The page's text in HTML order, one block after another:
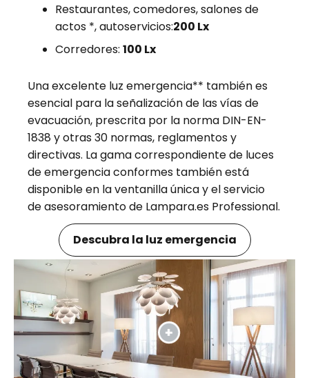
Restaurantes, comedores, salones de
actos *, autoservicios:200 Lx
Corredores:100 Lx
Una excelente luz emergencia** también es
esencial para la señalización de las vías de
evacuación, prescrita por la norma DIN-EN-
1838 y otras 30 normas, reglamentos y
directivas. La gama correspondiente de luces
de emergencia conformes también está
disponible en la ventanilla única y el servicio
de asesoramiento de Lampara.es Professional.
Descubra la luz emergencia